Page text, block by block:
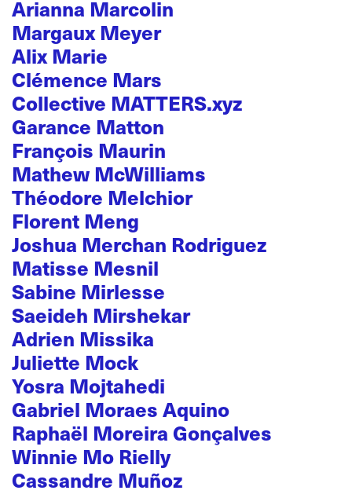
Arianna Marcolin
Margaux Meyer
Alix Marie
Clémence Mars
Collective MATTERS.xyz
Garance Matton
François Maurin
Mathew McWilliams
Théodore Melchior
Florent Meng
Joshua Merchan Rodriguez
Matisse Mesnil
Sabine Mirlesse
Saeideh Mirshekar
Adrien Missika
Juliette Mock
Yosra Mojtahedi
Gabriel Moraes Aquino
Raphaël Moreira Gonçalves
Winnie Mo Rielly
Cassandre Muñoz